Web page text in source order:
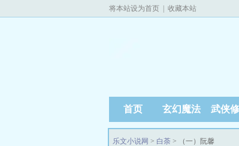
将本站设为首页 收藏本站
首页 玄幻魔法 武侠
乐文小说网 > 白荼 > （一）阮馨